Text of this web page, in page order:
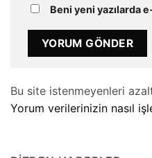
Beni yeni yazılarda
Bu site istenmeyenleri
Yorum verilerinizin nasıl